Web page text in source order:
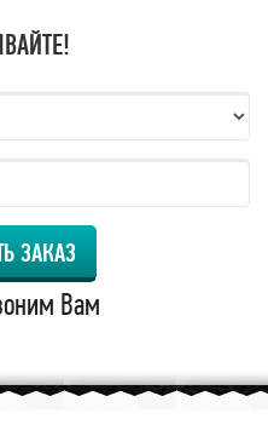
ЗАКАЗ
Вам